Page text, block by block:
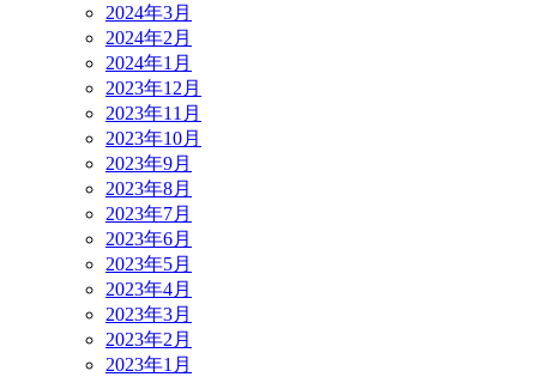
2024年3月
2024年2月
2024年1月
2023年12月
2023年11月
2023年10月
2023年9月
2023年8月
2023年7月
2023年6月
2023年5月
2023年4月
2023年3月
2023年2月
2023年1月